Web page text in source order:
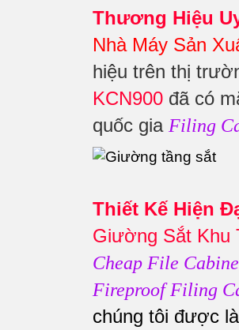
Thương Hiệu
Nhà Máy Sản
hiệu trên thị
KCN900 đã có
quốc gia Filing
Thiết Kế Hiện
Giường Sắt Khu
Cheap File
Fireproof Filing
chúng tôi được